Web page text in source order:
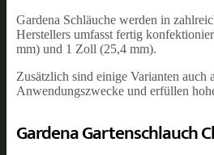
Gardena Schläuche werden in
Herstellers umfasst fertig
mm) und 1 Zoll (25,4 mm).
Zusätzlich sind einige Varianten
Anwendungszwecke und erfüllen
Gardena Gartenschlauch